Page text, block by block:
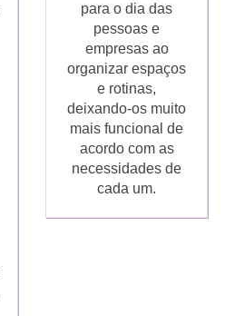
para o dia das
pessoas e
empresas ao
organizar espaços
e rotinas,
deixando-os muito
mais funcional de
acordo com as
necessidades de
cada um.